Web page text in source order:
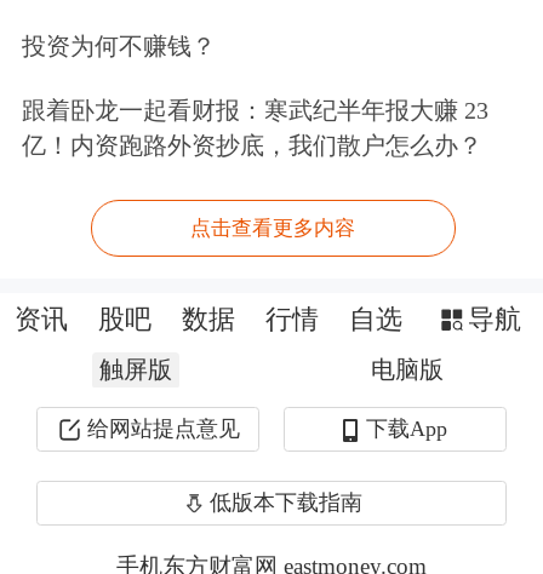
根据电解液质量百分比含量的不同，固
电池”和“全固态电池”三大类。据记者
准固态的形式切入固态电池赛道，但均
“半固态电池目前已进入量产装车阶
段，成为许多国内企业选择的务实过渡
路线。该技术成熟度相对较高，量产可
行性更强，在安全性、能量密度、循环
寿命、生产效率及快充性能等方面，已
投资为何不赚钱？
跟着卧龙一起看财报：寒武纪半年报大赚 23
亿！内资跑路外资抄底，我们散户怎么办？
点击查看更多内容
资讯 股吧 数据 行情 自选 导航
触屏版 电脑版
给网站提点意见 下载App
低版本下载指南
手机东方财富网 eastmoney.com